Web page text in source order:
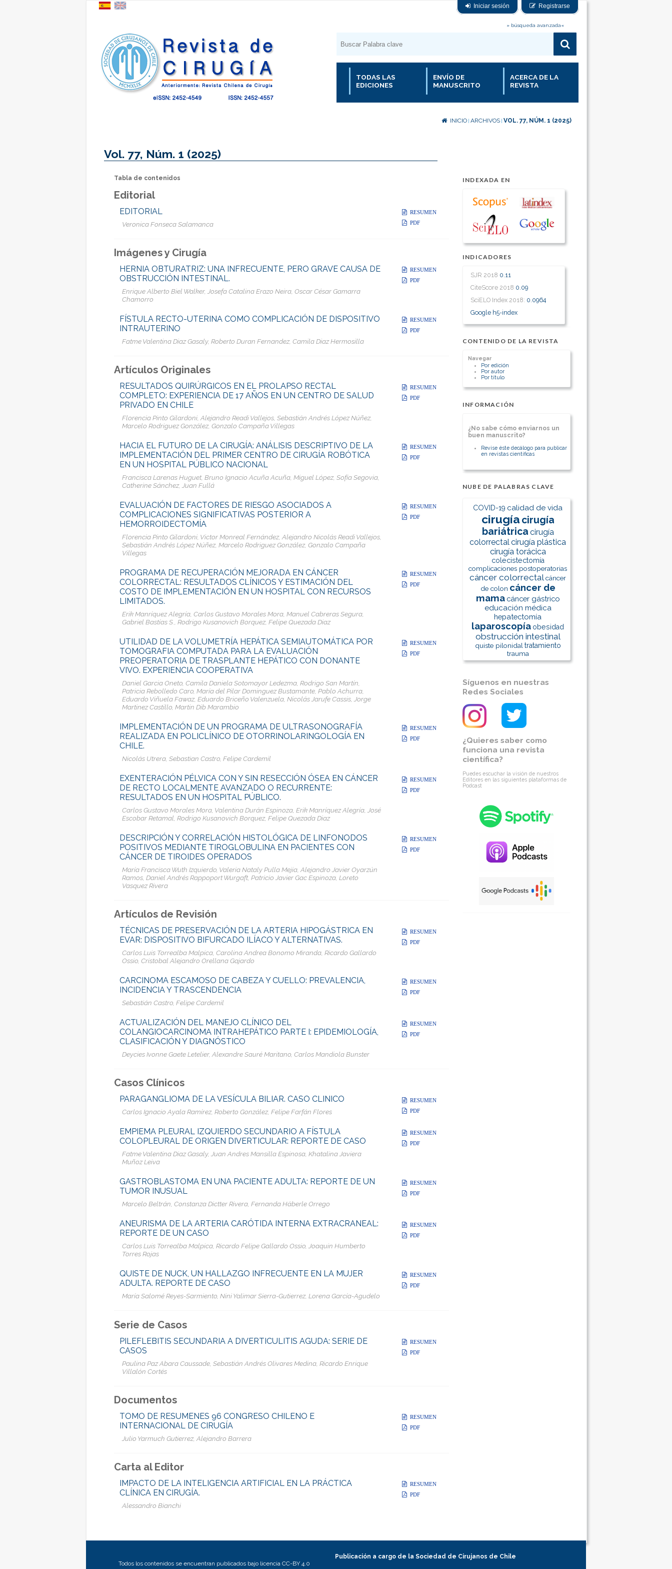
Iniciar sesión Registrarse
» búsqueda avanzada«
TODAS LAS
EDICIONES
ENVÍO DE
MANUSCRITO
ACERCA DE LA
REVISTA
INICIO ARCHIVOS VOL. 77, NÚM. 1 (2025)
INDEXADA EN
INDICADORES
SJR 2018 0.11
CiteScore 2018 0.09
SciELO Index 2018: 0.0964
Google h5-index
CONTENIDO DE LA REVISTA
Navegar
Por edición
Por autor
Por título
INFORMACIÓN
¿No sabe cómo enviarnos un
buen manuscrito?
Revise éste decálogo para publicar
en revistas científicas
NUBE DE PALABRAS CLAVE
COVID-19 calidad de vida
cirugía cirugía
bariátrica cirugía
colorrectalcirugía plástica
cirugía torácica
colecistectomía
complicaciones postoperatorias
cáncer colorrectalcáncer
de colon cáncer de
mama cáncer gástrico
educación médica
hepatectomía
laparoscopía obesidad
obstrucción intestinal
quiste pilonidal tratamiento
trauma
Síguenos en nuestras
Redes Sociales
¿Quieres saber como
funciona una revista
científica?
Puedes escuchar la visión de nuestros
Editores en las siguientes plataformas de
Podcast
Vol. 77, Núm. 1 (2025)
Tabla de contenidos
Editorial
EDITORIAL
Veronica Fonseca Salamanca
RESUMEN
PDF
Imágenes y Cirugía
HERNIA OBTURATRIZ: UNA INFRECUENTE, PERO GRAVE CAUSA DE
OBSTRUCCIÓN INTESTINAL.
Enrique Alberto Biel Walker, Josefa Catalina Erazo Neira, Oscar César Gamarra
Chamorro
RESUMEN
PDF
FÍSTULA RECTO-UTERINA COMO COMPLICACIÓN DE DISPOSITIVO
INTRAUTERINO
Fatme Valentina Diaz Gasaly, Roberto Duran Fernandez, Camila Diaz Hermosilla
RESUMEN
PDF
Artículos Originales
RESULTADOS QUIRÚRGICOS EN EL PROLAPSO RECTAL
COMPLETO: EXPERIENCIA DE 17 AÑOS EN UN CENTRO DE SALUD
PRIVADO EN CHILE
Florencia Pinto Gilardoni, Alejandro Readi Vallejos, Sebastián Andrés López Núñez,
Marcelo Rodriguez González, Gonzalo Campaña Villegas
RESUMEN
PDF
HACIA EL FUTURO DE LA CIRUGÍA: ANÁLISIS DESCRIPTIVO DE LA
IMPLEMENTACIÓN DEL PRIMER CENTRO DE CIRUGÍA ROBÓTICA
EN UN HOSPITAL PÚBLICO NACIONAL
Francisca Larenas Huguet, Bruno Ignacio Acuña Acuña, Miguel López, Sofía Segovia,
Catherine Sánchez, Juan Fullá
RESUMEN
PDF
EVALUACIÓN DE FACTORES DE RIESGO ASOCIADOS A
COMPLICACIONES SIGNIFICATIVAS POSTERIOR A
HEMORROIDECTOMÍA
Florencia Pinto Gilardoni, Victor Monreal Fernández, Alejandro Nicolás Readi Vallejos,
Sebastián Andrés López Núñez, Marcelo Rodriguez González, Gonzalo Campaña
Villegas
RESUMEN
PDF
PROGRAMA DE RECUPERACIÓN MEJORADA EN CÁNCER
COLORRECTAL: RESULTADOS CLÍNICOS Y ESTIMACIÓN DEL
COSTO DE IMPLEMENTACIÓN EN UN HOSPITAL CON RECURSOS
LIMITADOS.
Erik Manríquez Alegría, Carlos Gustavo Morales Mora, Manuel Cabreras Segura,
Gabriel Bastías S., Rodrigo Kusanovich Borquez, Felipe Quezada Diaz
RESUMEN
PDF
UTILIDAD DE LA VOLUMETRÍA HEPÁTICA SEMIAUTOMÁTICA POR
TOMOGRAFIA COMPUTADA PARA LA EVALUACIÓN
PREOPERATORIA DE TRASPLANTE HEPÁTICO CON DONANTE
VIVO. EXPERIENCIA COOPERATIVA
Daniel Garcia Oneto, Camila Daniela Sotomayor Ledezma, Rodrigo San Martín,
Patricia Rebolledo Caro, María del Pilar Dominguez Bustamante, Pablo Achurra,
Eduardo Viñuela Fawaz, Eduardo Briceño Valenzuela, Nicolás Jarufe Cassis, Jorge
Martinez Castillo, Martin Dib Marambio
RESUMEN
PDF
IMPLEMENTACIÓN DE UN PROGRAMA DE ULTRASONOGRAFÍA
REALIZADA EN POLICLÍNICO DE OTORRINOLARINGOLOGÍA EN
CHILE.
Nicolás Utrera, Sebastian Castro, Felipe Cardemil
RESUMEN
PDF
EXENTERACIÓN PÉLVICA CON Y SIN RESECCIÓN ÓSEA EN CÁNCER
DE RECTO LOCALMENTE AVANZADO O RECURRENTE:
RESULTADOS EN UN HOSPITAL PÚBLICO.
Carlos Gustavo Morales Mora, Valentina Durán Espinoza, Erik Manríquez Alegría, José
Escobar Retamal, Rodrigo Kusanovich Borquez, Felipe Quezada Diaz
RESUMEN
PDF
DESCRIPCIÓN Y CORRELACIÓN HISTOLÓGICA DE LINFONODOS
POSITIVOS MEDIANTE TIROGLOBULINA EN PACIENTES CON
CÁNCER DE TIROIDES OPERADOS
María Francisca Wuth Izquierdo, Valeria Nataly Pulla Mejia, Alejandro Javier Oyarzún
Ramos, Daniel Andrés Rappoport Wurgaft, Patricio Javier Gac Espinoza, Loreto
Vasquez Rivera
RESUMEN
PDF
Artículos de Revisión
TÉCNICAS DE PRESERVACIÓN DE LA ARTERIA HIPOGÁSTRICA EN
EVAR: DISPOSITIVO BIFURCADO ILÍACO Y ALTERNATIVAS.
Carlos Luis Torrealba Malpica, Carolina Andrea Bonomo Miranda, Ricardo Gallardo
Ossio, Cristobal Alejandro Orellana Gajardo
RESUMEN
PDF
CARCINOMA ESCAMOSO DE CABEZA Y CUELLO: PREVALENCIA,
INCIDENCIA Y TRASCENDENCIA
Sebastián Castro, Felipe Cardemil
RESUMEN
PDF
ACTUALIZACIÓN DEL MANEJO CLÍNICO DEL
COLANGIOCARCINOMA INTRAHEPÁTICO PARTE I: EPIDEMIOLOGÍA,
CLASIFICACIÓN Y DIAGNÓSTICO
Deycies Ivonne Gaete Letelier, Alexandre Sauré Maritano, Carlos Mandiola Bunster
RESUMEN
PDF
Casos Clínicos
PARAGANGLIOMA DE LA VESÍCULA BILIAR. CASO CLINICO
Carlos Ignacio Ayala Ramírez, Roberto González, Felipe Farfán Flores
RESUMEN
PDF
EMPIEMA PLEURAL IZQUIERDO SECUNDARIO A FÍSTULA
COLOPLEURAL DE ORIGEN DIVERTICULAR: REPORTE DE CASO
Fatme Valentina Diaz Gasaly, Juan Andres Mansilla Espinosa, Khatalina Javiera
Muñoz Leiva
RESUMEN
PDF
GASTROBLASTOMA EN UNA PACIENTE ADULTA: REPORTE DE UN
TUMOR INUSUAL
Marcelo Beltrán, Constanza Dictter Rivera, Fernanda Häberle Orrego
RESUMEN
PDF
ANEURISMA DE LA ARTERIA CARÓTIDA INTERNA EXTRACRANEAL:
REPORTE DE UN CASO
Carlos Luis Torrealba Malpica, Ricardo Felipe Gallardo Ossio, Joaquin Humberto
Torres Rojas
RESUMEN
PDF
QUISTE DE NUCK, UN HALLAZGO INFRECUENTE EN LA MUJER
ADULTA. REPORTE DE CASO
María Salomé Reyes-Sarmiento, Nini Yalimar Sierra-Gutierrez, Lorena García-Agudelo
RESUMEN
PDF
Serie de Casos
PILEFLEBITIS SECUNDARIA A DIVERTICULITIS AGUDA: SERIE DE
CASOS
Paulina Paz Abara Caussade, Sebastián Andrés Olivares Medina, Ricardo Enrique
Villalón Cortés
RESUMEN
PDF
Documentos
TOMO DE RESUMENES 96 CONGRESO CHILENO E
INTERNACIONAL DE CIRUGÍA
Julio Yarmuch Gutierrez, Alejandro Barrera
RESUMEN
PDF
Carta al Editor
IMPACTO DE LA INTELIGENCIA ARTIFICIAL EN LA PRÁCTICA
CLÍNICA EN CIRUGÍA.
Alessandro Bianchi
RESUMEN
PDF
Todos los contenidos se encuentran publicados bajo licencia CC-BY 4.0
Publicación a cargo de la Sociedad de Cirujanos de Chile